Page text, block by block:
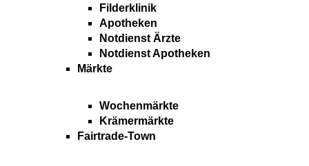
Filderklinik
Apotheken
Notdienst Ärzte
Notdienst Apotheken
Märkte
Wochenmärkte
Krämermärkte
Fairtrade-Town